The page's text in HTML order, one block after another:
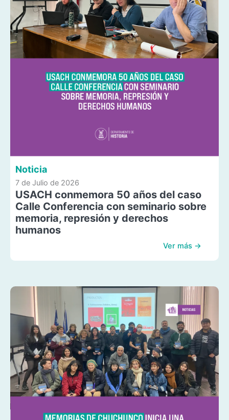
Noticia
7 de Julio de 2026
USACH conmemora 50 años del caso
Calle Conferencia con seminario sobre
memoria, represión y derechos
humanos
Ver más →